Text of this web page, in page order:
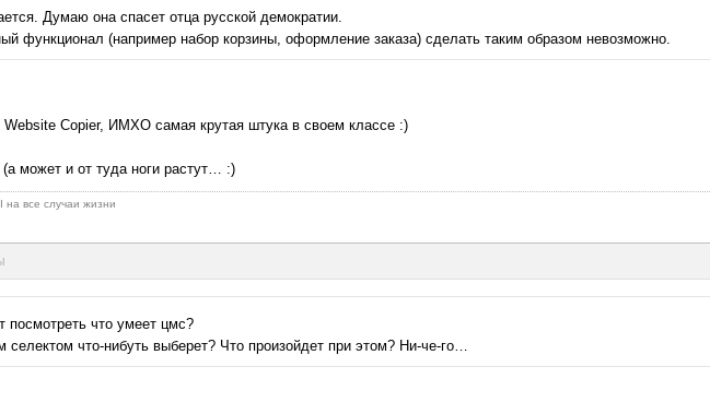
Думаю она спасет отца русской демократии.
функционал (например набор корзины, оформление заказа) сделать таким образом невозможно.
Copier, ИМХО самая крутая штука в своем классе :)
может и от туда ноги растут… :)
все случаи жизни
что умеет цмс?
селектом что-нибуть выберет? Что произойдет при этом? Ни-че-го…